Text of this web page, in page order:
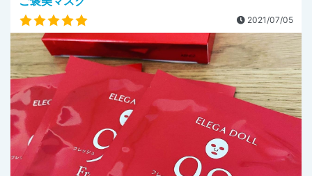
2021/07/05